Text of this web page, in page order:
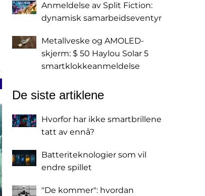
Anmeldelse av Split Fiction:
dynamisk samarbeidseventyr
Metallveske og AMOLED-
skjerm: $ 50 Haylou Solar 5
smartklokkeanmeldelse
De siste artiklene
Hvorfor har ikke smartbrillene
tatt av ennå?
Batteriteknologier som vil
endre spillet
"De kommer": hvordan